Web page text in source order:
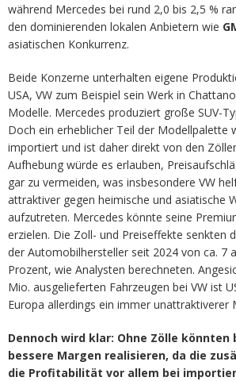
während Mercedes bei rund 2,0 bis 2,5 %
den dominierenden lokalen Anbietern wie
asiatischen Konkurrenz.
Beide Konzerne unterhalten eigene
USA, VW zum Beispiel sein Werk in
Modelle. Mercedes produziert große SUV-
Doch ein erheblicher Teil der Modellpalette
importiert und ist daher direkt von den
Aufhebung würde es erlauben,
gar zu vermeiden, was insbesondere VW
attraktiver gegen heimische und asiatische
aufzutreten. Mercedes könnte seine
erzielen. Die Zoll- und Preiseffekte senkten
der Automobilhersteller seit 2024 von ca. 7
Prozent, wie Analysten berechneten.
Mio. ausgelieferten Fahrzeugen bei VW ist
Europa allerdings ein immer unattraktiverer
Dennoch wird klar: Ohne Zölle könnten
bessere Margen realisieren, da die
die Profitabilität vor allem bei